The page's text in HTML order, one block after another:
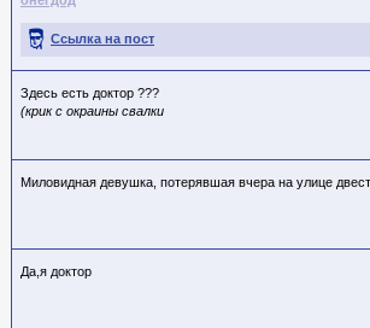
Ссылка на пост
Здесь есть доктор ???
(крик с окраины свалки
Миловидная девушка, потерявшая вчера на улице
Да,я доктор